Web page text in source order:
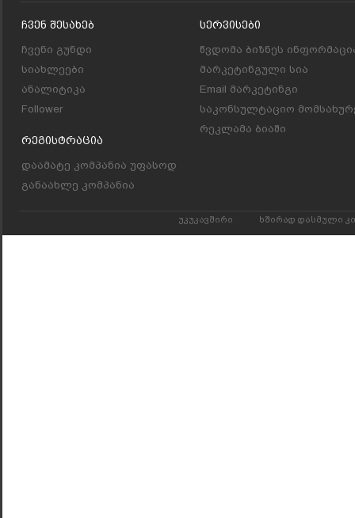
Ჩვენ Შესახებ
ჩვენი გუნდი
სიახლეები
ანალიტიკა
Follower
Რეგისტრაცია
დაამატე კომპანია უფასოდ
განაახლე კომპანია
Სერვისები
წვდომა ბიზნეს
მარკეტინგული სია
Email მარკეტინგი
საკონსულტაციო
რეკლამა ბიაში
უკუკავშირი ხშირად დასმული